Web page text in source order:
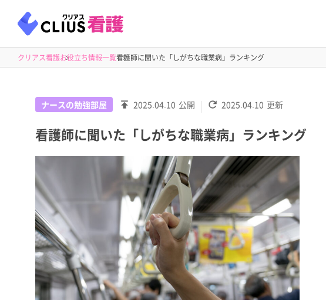
クリアス看護お役立ち情報一覧看護師に聞いた「しがちな職業病」ランキング
ナースの勉強部屋 2025.04.10 公開 2025.04.10 更新
看護師に聞いた「しがちな職業病」ランキング